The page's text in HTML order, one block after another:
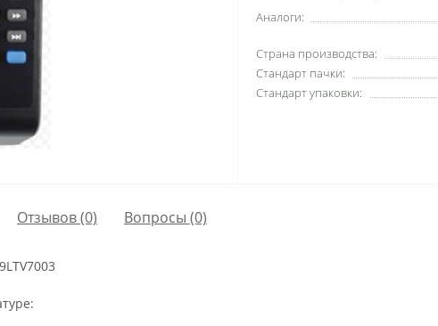
Аналоги:
Страна производства:
Стандарт пачки:
Стандарт упаковки:
Отзывов (0) Вопросы (0)